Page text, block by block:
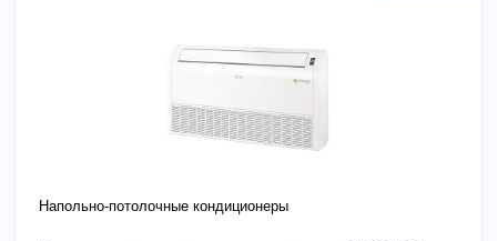
Напольно-потолочные кондиционеры